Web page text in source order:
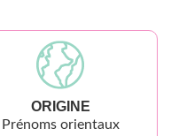
ORIGINE
Prénoms orientaux